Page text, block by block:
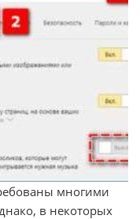
многими
в некоторых